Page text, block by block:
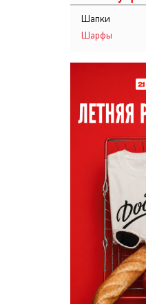
Шапки
Шарфы